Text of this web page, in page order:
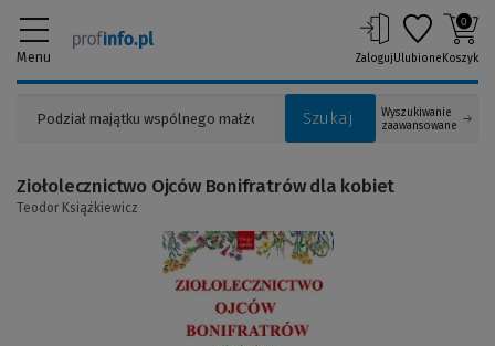
Menu
Szukaj
Wyszukiwanie
zaawansowane
ZalogujUlubione
0
Koszyk
(Link
Ziołolecznictwo Ojców Bonifratrów dla kobiet
Teodor Książkiewicz